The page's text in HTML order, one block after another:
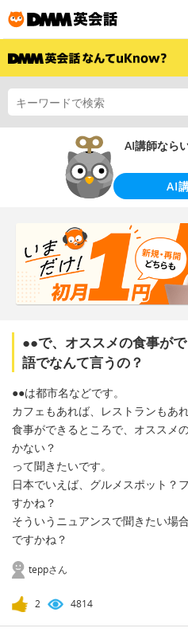
AI講師なら
AI
●●で、オススメの食事が
語でなんて言うの？
●●は都市名などです。
カフェもあれば、レストランもあ
食事ができるところで、オススメ
かない？
って聞きたいです。
日本でいえば、グルメスポット？
すかね？
そういうニュアンスで聞きたい場
ですかね？
teppさん
2 4814